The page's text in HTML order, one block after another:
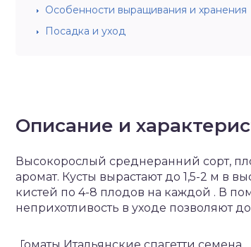
Особенности выращивания и хранения
Посадка и уход
Описание и
Высокорослый среднеранний сорт,
аромат. Кусты вырастают до 1,5-2 м в
кистей по 4-8 плодов на каждой . В
неприхотливость в уходе позволяют